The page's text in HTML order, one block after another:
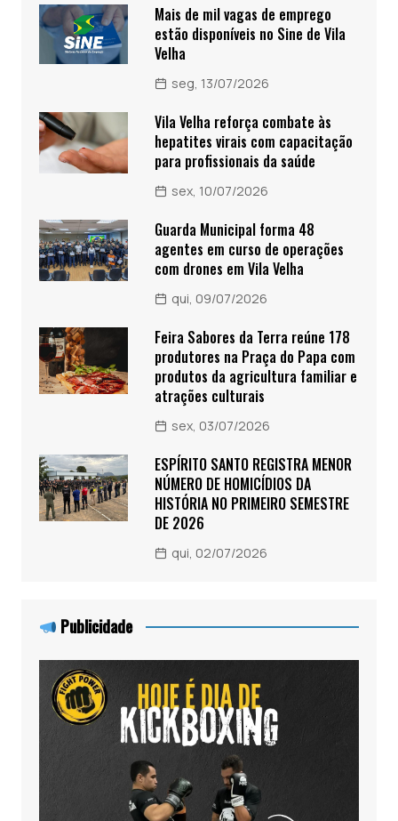
Mais de mil vagas de emprego
estão disponíveis no Sine de Vila
Velha
seg, 13/07/2026
Vila Velha reforça combate às
hepatites virais com capacitação
para profissionais da saúde
sex, 10/07/2026
Guarda Municipal forma 48
agentes em curso de operações
com drones em Vila Velha
qui, 09/07/2026
Feira Sabores da Terra reúne 178
produtores na Praça do Papa com
produtos da agricultura familiar e
atrações culturais
sex, 03/07/2026
ESPÍRITO SANTO REGISTRA MENOR
NÚMERO DE HOMICÍDIOS DA
HISTÓRIA NO PRIMEIRO SEMESTRE
DE 2026
qui, 02/07/2026
Publicidade